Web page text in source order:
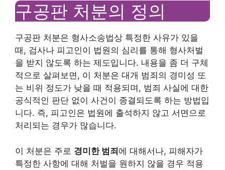
구공판 처분의 정의
구공판 처분은 형사소송법상 특정한 사유가 있을
때, 검사나 피고인이 법원의 심리를 통해 형사처벌
을 받지 않도록 하는 제도입니다. 내용을 좀 더 구체
적으로 살펴보면, 이 처분은 대개 범죄의 경미성 또
는 비위 정도가 낮을 때 적용되며, 범죄 사실에 대한
공식적인 판단 없이 사건이 종결되도록 하는 방법입
니다. 즉, 피고인은 법원에 출석하지 않고 서면으로
처리되는 경우가 많습니다.
이 처분은 주로 경미한 범죄에 대해서나, 피해자가
특정한 사항에 대해 처벌을 원하지 않을 경우 적용